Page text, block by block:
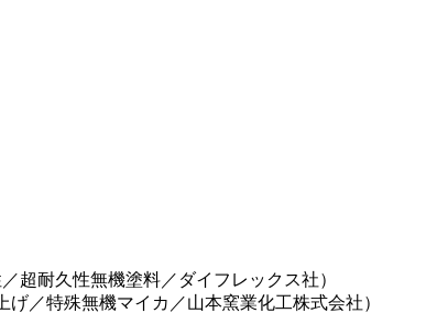
超耐久性無機塗料／ダイフレックス社）
／特殊無機マイカ／山本窯業化工株式会社）